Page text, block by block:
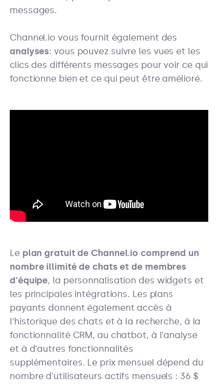
messages.
Channel.io vous fournit également des
analyses: vous pouvez suivre les vues et les
clics des différents messages pour voir ce qui
fonctionne bien et ce qui peut être amélioré.
Le plan gratuit de Channel.io comprend un
nombre illimité de chats et de membres
d'équipe, la personnalisation des widgets et
les principales intégrations. Les plans
payants donnent également accès à
l'historique des chats et à la recherche, à la
fonctionnalité CRM, au chatbot, à l'analyse
et à d'autres fonctionnalités
supplémentaires. Le prix mensuel dépend du
nombre d'utilisateurs actifs mensuels : 36 $